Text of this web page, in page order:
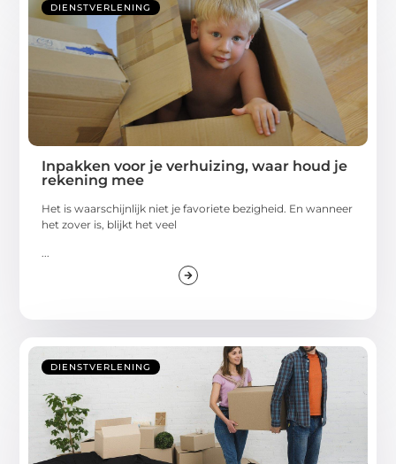
DIENSTVERLENING
Inpakken voor je verhuizing, waar houd je
rekening mee
Het is waarschijnlijk niet je favoriete bezigheid. En wanneer
het zover is, blijkt het veel
DIENSTVERLENING